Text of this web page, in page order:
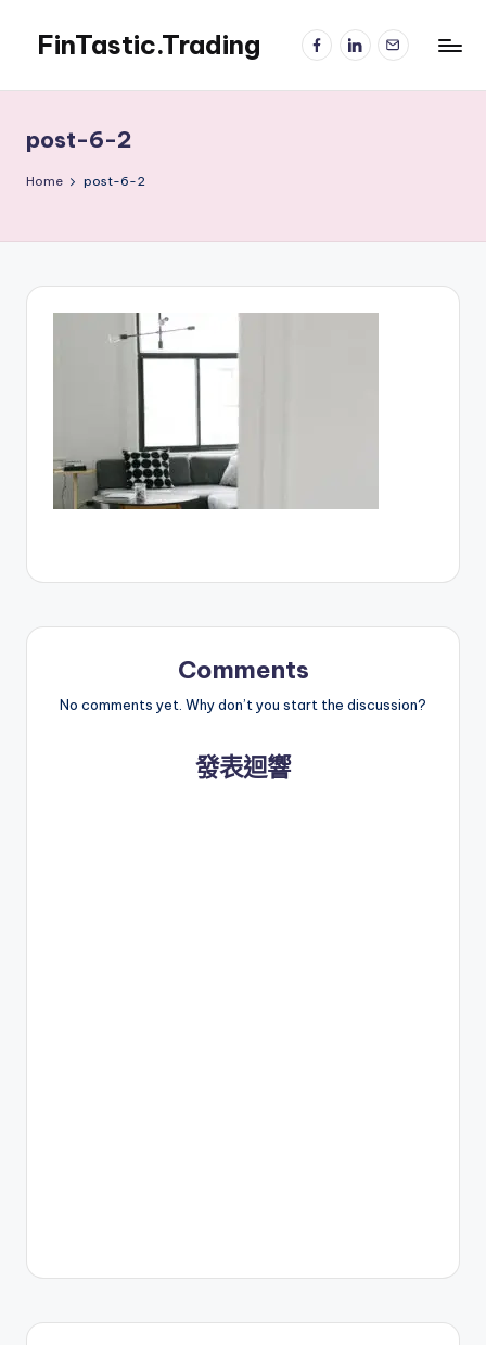
content
FinTastic.Trading
股
交
FacebookLinkedIn
電
子
post-6-2
Home post-6-2
Comments
No comments yet. Why don’t you start the discussion?
發表迴響